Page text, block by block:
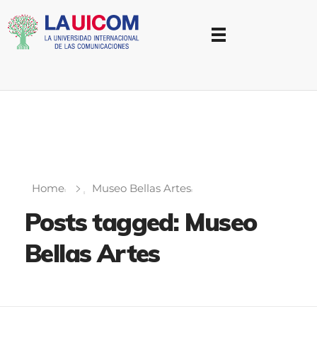
Home Museo Bellas Artes
Posts tagged: Museo
Bellas Artes